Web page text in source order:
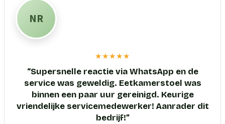
NR
★★★★★
“Supersnelle reactie via WhatsApp en de
service was geweldig. Eetkamerstoel was
binnen een paar uur gereinigd. Keurige
vriendelijke servicemedewerker! Aanrader dit
bedrijf!”